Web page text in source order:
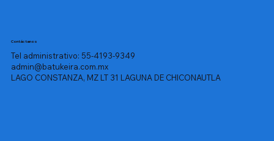
Contáctanos
Tel administrativo: 55-4193-9349
admin@batukeira.com.mx
LAGO CONSTANZA, MZ LT 31 LAGUNA DE CHICONAUTLA